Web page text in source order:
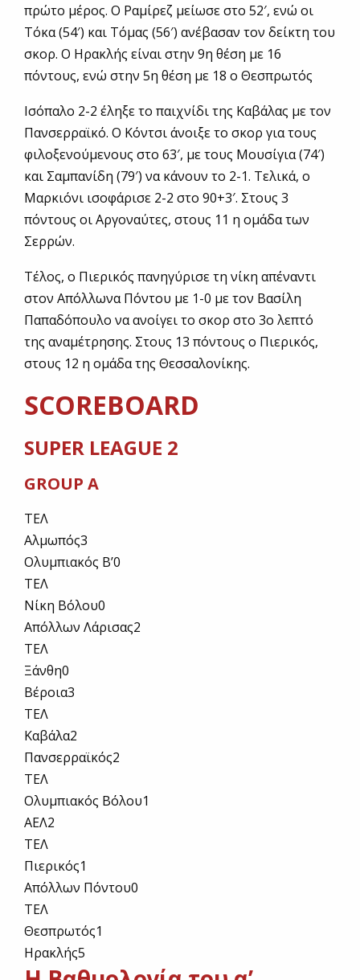
πρώτο μέρος. Ο Ραμίρεζ μείωσε στο 52′, ενώ οι
Τόκα (54′) και Τόμας (56′) ανέβασαν τον δείκτη του
σκορ. Ο Ηρακλής είναι στην 9η θέση με 16
πόντους, ενώ στην 5η θέση με 18 ο Θεσπρωτός
Ισόπαλο 2-2 έληξε το παιχνίδι της Καβάλας με τον
Πανσερραϊκό. Ο Κόντσι άνοιξε το σκορ για τους
φιλοξενούμενους στο 63′, με τους Μουσίγια (74′)
και Σαμπανίδη (79′) να κάνουν το 2-1. Τελικά, ο
Μαρκιόνι ισοφάρισε 2-2 στο 90+3′. Στους 3
πόντους οι Αργοναύτες, στους 11 η ομάδα των
Σερρών.
Τέλος, ο Πιερικός πανηγύρισε τη νίκη απέναντι
στον Απόλλωνα Πόντου με 1-0 με τον Βασίλη
Παπαδόπουλο να ανοίγει το σκορ στο 3ο λεπτό
της αναμέτρησης. Στους 13 πόντους ο Πιερικός,
στους 12 η ομάδα της Θεσσαλονίκης.
SCOREBOARD
SUPER LEAGUE 2
GROUP A
ΤΕΛ
Αλμωπός3
Ολυμπιακός Β’0
ΤΕΛ
Νίκη Βόλου0
Απόλλων Λάρισας2
ΤΕΛ
Ξάνθη0
Βέροια3
ΤΕΛ
Καβάλα2
Πανσερραϊκός2
ΤΕΛ
Ολυμπιακός Βόλου1
ΑΕΛ2
ΤΕΛ
Πιερικός1
Απόλλων Πόντου0
ΤΕΛ
Θεσπρωτός1
Ηρακλής5